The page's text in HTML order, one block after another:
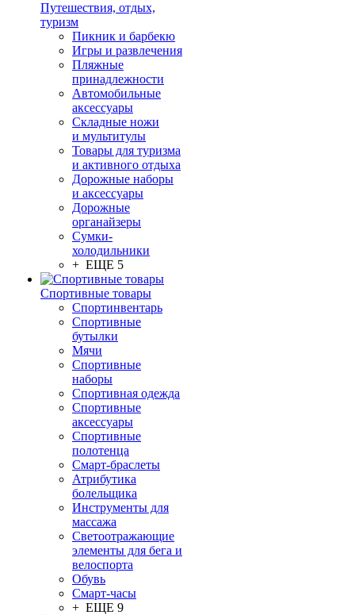
Путешествия, отдых,
туризм
Пикник и барбекю
Игры и развлечения
Пляжные
принадлежности
Автомобильные
аксессуары
Складные ножи
и мультитулы
Товары для туризма
и активного отдыха
Дорожные наборы
и аксессуары
Дорожные
органайзеры
Сумки-
холодильники
+ ЕЩЕ 5
Спортивные товары
Спортинвентарь
Спортивные
бутылки
Мячи
Спортивные
наборы
Спортивная одежда
Спортивные
аксессуары
Спортивные
полотенца
Смарт-браслеты
Атрибутика
болельщика
Инструменты для
массажа
Светоотражающие
элементы для бега и
велоспорта
Обувь
Смарт-часы
+ ЕЩЕ 9